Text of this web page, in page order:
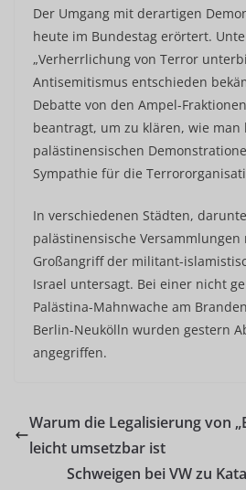
Der Umgang mit derartigen
heute im Bundestag erörtert.
„Verherrlichung von Terror
Antisemitismus entschieden
Debatte von den Ampel-
beantragt, um zu klären, wie
palästinensischen
Sympathie für die
In verschiedenen Städten,
palästinensische Versammlungen
Großangriff der militant-
Israel untersagt. Bei einer nicht
Palästina-Mahnwache am
Berlin-Neukölln wurden gestern
angegriffen.
Warum die Legalisierung von
leicht umsetzbar ist
Schweigen bei VW zu